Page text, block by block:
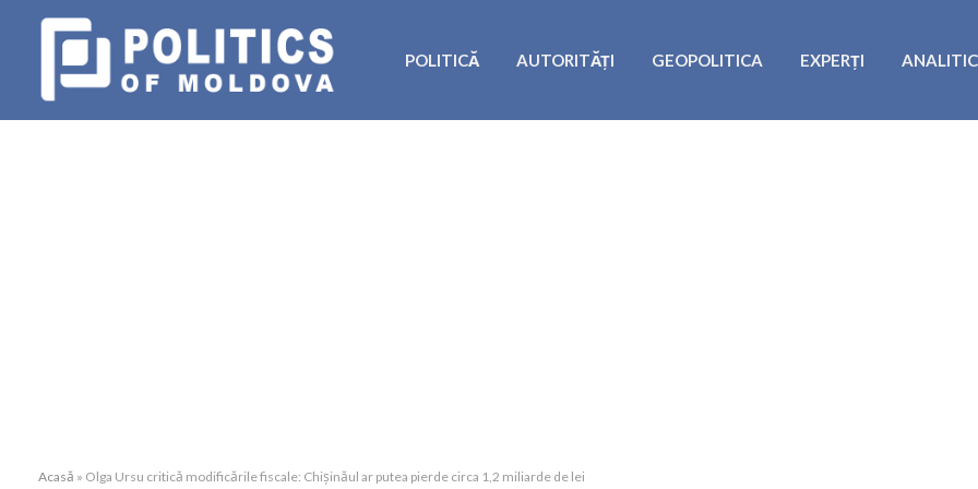
POLITICĂ AUTORITĂȚI GEOPOLITICA EXPERȚI
Acasă » Olga Ursu critică modificările fiscale: Chișinăul ar putea pierde circa 1,2 miliarde de lei